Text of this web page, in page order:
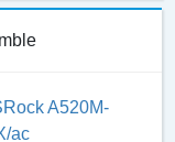
A520M-
ac